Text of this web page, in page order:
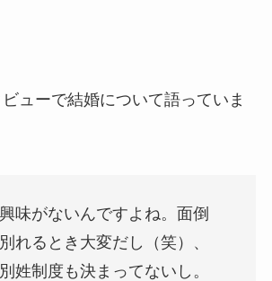
ューで結婚について語っていま
味がないんですよね。面倒
れるとき大変だし（笑）、
姓制度も決まってないし。